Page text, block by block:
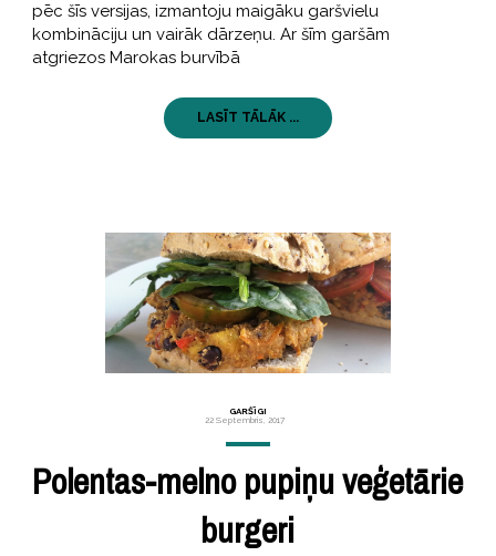
pēc šīs versijas, izmantoju maigāku garšvielu
kombināciju un vairāk dārzeņu. Ar šīm garšām
atgriezos Marokas burvībā
LASĪT TĀLĀK ...
GARŠĪGI
22 Septembris, 2017
Polentas-melno pupiņu veģetārie
burgeri